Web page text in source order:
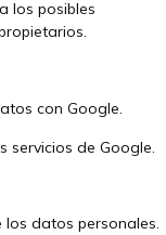
los posibles
con Google.
servicios de Google.
datos personales.